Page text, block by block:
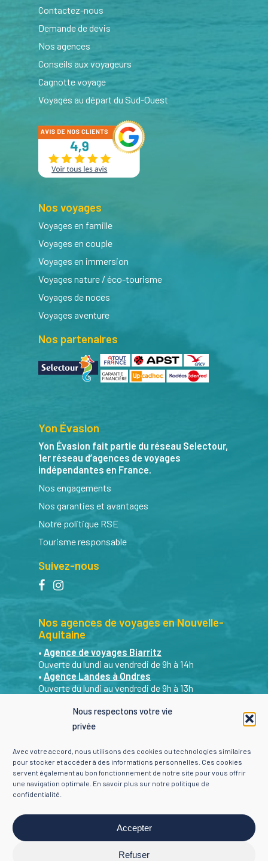
Nous respectons votre vie
privée
Avec votre accord, nous utilisons des cookies ou technologies similaires
pour stocker et accéder à des informations personnelles. Ces cookies
servent également au bon fonctionnement de notre site pour vous offrir
une navigation optimale. En savoir plus sur notre politique de
confidentialité
Accepter
Refuser
Contactez-nous
Demande de devis
Nos agences
Conseils aux voyageurs
Cagnotte voyage
Voyages au départ du Sud-Ouest
Nos voyages
Voyages en famille
Voyages en couple
Voyages en immersion
Voyages nature / éco-tourisme
Voyages de noces
Voyages aventure
Nos partenaires
Yon Évasion
Yon Évasion fait partie du réseau Selectour,
1er réseau d’agences de voyages
indépendantes en France.
Nos engagements
Nos garanties et avantages
Notre politique RSE
Tourisme responsable
Suivez-nous
facebook
instagram
Nos agences de voyages en Nouvelle-
Aquitaine
• Agence de voyages Biarritz
Ouverte du lundi au vendredi de 9h à 14h
• Agence Landes à Ondres
Ouverte du lundi au vendredi de 9h à 13h
Sur RDV les après-midi et le samedi matin. Du
lundi au samedi de 9h à 19h : nous restons
joignables par mail et par téléphone.
•Agence Landes St Geours de Maremne
Sur RDV du lundi au vendredi de 9h à 18h
Contacter Yon Évasion
Mentions légales-Politique de confidentialité-
Crédits